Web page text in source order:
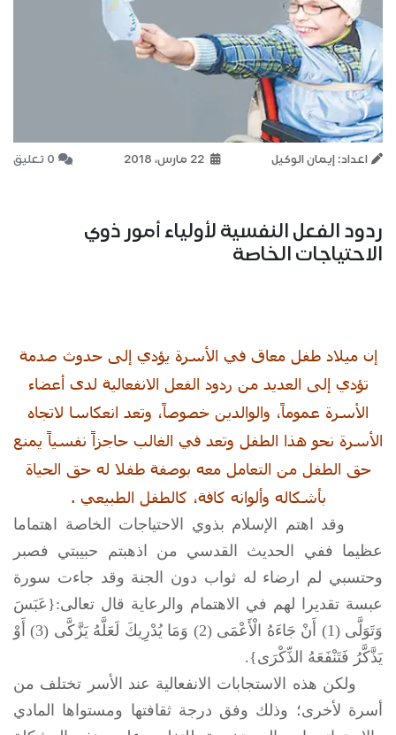
اعداد: إيمان الوكيل 0 تعليق
ردود الفعل النفسية لأولياء أمور ذوي
الاحتياجات الخاصة
إن ميلاد طفل معاق في الأسرة يؤدي إلى حدوث صدمة
تؤدي إلى العديد من ردود الفعل الانفعالية لدى أعضاء
الأسرة عموماً، والوالدين خصوصاً، وتعد انعكاسا لاتجاه
الأسرة نحو هذا الطفل وتعد في الغالب حاجزاً نفسياً يمنع
حق الطفل من التعامل معه بوصفة طفلا له حق الحياة
بأشكاله وألوانه كافة، كالطفل الطبيعي .
‏ وقد اهتم الإسلام بذوي الاحتياجات الخاصة اهتماما
عظيما ففي الحديث القدسي من اذهبتم حبيبتي فصبر
وحتسبي لم ارضاء له ثواب دون الجنة وقد جاءت سورة
عبسة تقديرا لهم في الاهتمام ‏والرعاية قال تعالى:{عَبَسَ
وَتَوَلَّى (1) أَنْ جَاءَهُ الْأَعْمَى (2) وَمَا يُدْرِيكَ لَعَلَّهُ يَزَّكَّى (3) أَوْ
يَذَّكَّرُ فَتَنْفَعَهُ الذِّكْرَى}.
ولكن هذه الاستجابات الانفعالية عند الأسر تختلف من
أسرة لأخرى؛ وذلك وفق درجة ثقافتها ومستواها المادي